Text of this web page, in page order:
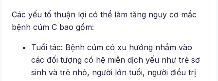
Các yếu tố thuận lợi có thể làm tăng nguy cơ mắc
bệnh cúm C bao gồm:
Tuổi tác: Bệnh cúm có xu hướng nhắm vào
các đối tượng có hệ miễn dịch yếu như trẻ sơ
sinh và trẻ nhỏ, người lớn tuổi, người điều trị